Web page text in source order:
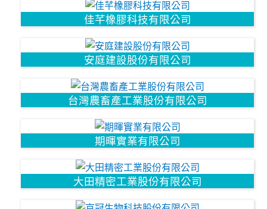
佳芊橡膠科技有限公司
安庭建設股份有限公司
台灣農畜產工業股份有限公司
期暉實業有限公司
大田精密工業股份有限公司